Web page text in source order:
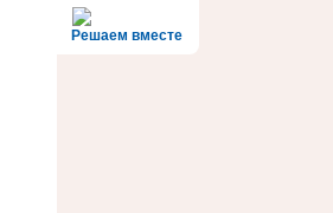
Решаем вместе